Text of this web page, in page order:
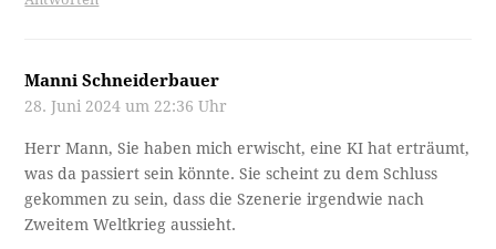
Manni Schneiderbauer
28. Juni 2024 um 22:36 Uhr
Herr Mann, Sie haben mich erwischt, eine KI hat erträumt,
was da passiert sein könnte. Sie scheint zu dem Schluss
gekommen zu sein, dass die Szenerie irgendwie nach
Zweitem Weltkrieg aussieht.